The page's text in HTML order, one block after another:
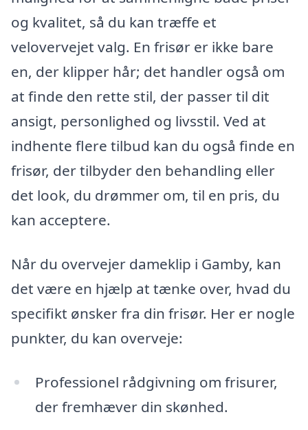
og kvalitet, så du kan træffe et
velovervejet valg. En frisør er ikke bare
en, der klipper hår; det handler også om
at finde den rette stil, der passer til dit
ansigt, personlighed og livsstil. Ved at
indhente flere tilbud kan du også finde en
frisør, der tilbyder den behandling eller
det look, du drømmer om, til en pris, du
kan acceptere.
Når du overvejer dameklip i Gamby, kan
det være en hjælp at tænke over, hvad du
specifikt ønsker fra din frisør. Her er nogle
punkter, du kan overveje:
Professionel rådgivning om frisurer,
der fremhæver din skønhed.